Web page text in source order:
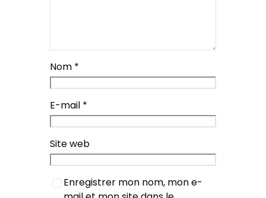
Nom *
E-mail *
Site web
Enregistrer mon nom, mon e-